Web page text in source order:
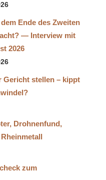
Ende des Zweiten
— Interview mit
2026
Gericht stellen – kippt
Drohnenfund,
zum